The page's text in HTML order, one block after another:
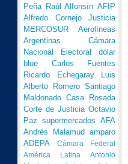
Peña Raúl AlfonsínAFIP
Alfredo Cornejo Justicia
MERCOSUR Aerolíneas
Argentinas Cámara
Nacional Electoral dólar
blue Carlos Fuentes
Ricardo Echegaray
Luis
Alberto Romero Santiago
Maldonado Casa Rosada
Corte de Justicia Octavio
Paz supermercados AFA
Andrés Malamud amparo
ADEPA
Cámara Federal
América Latina Antonio